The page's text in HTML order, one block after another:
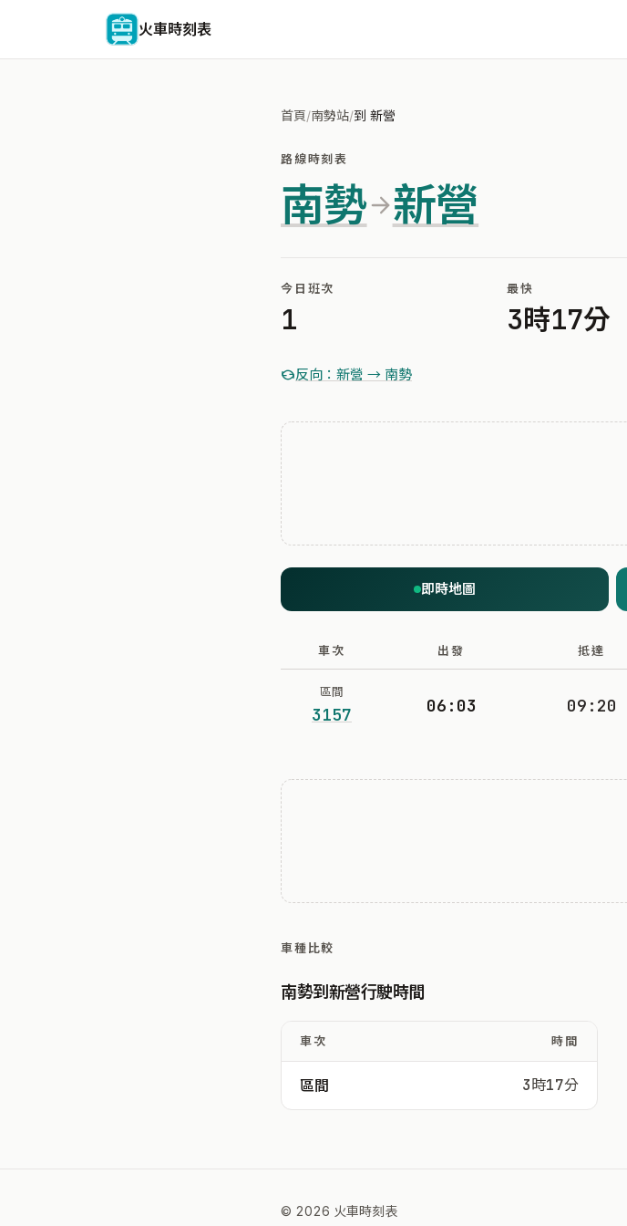
火車時刻表
首頁/南勢站/到 新營
路線時刻表
南勢 新營
今日班次
1
最快
3時17分
反向：新營 → 南勢
即時地圖
車次 出發 抵達
區間
3157 06:03 09:20
車種比較
南勢到新營行駛時間
車次 時間
區間 3時17分
© 2026 火車時刻表